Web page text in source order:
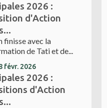
2026 :
d'Action
finisse avec la
de Tati et de...
févr. 2026
2026 :
d'Action